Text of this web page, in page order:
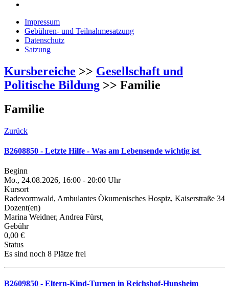
Impressum
Gebühren- und Teilnahmesatzung
Datenschutz
Satzung
Kursbereiche >> Gesellschaft und
Politische Bildung >> Familie
Familie
Zurück
B2608850 - Letzte Hilfe - Was am Lebensende wichtig ist
Beginn
Mo., 24.08.2026, 16:00 - 20:00 Uhr
Kursort
Radevormwald, Ambulantes Ökumenisches Hospiz, Kaiserstraße 34
Dozent(en)
Marina Weidner, Andrea Fürst,
Gebühr
0,00 €
Status
Es sind noch 8 Plätze frei
B2609850 - Eltern-Kind-Turnen in Reichshof-Hunsheim